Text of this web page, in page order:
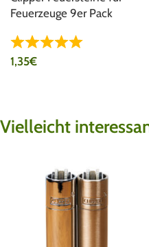
Feuerzeuge 9er Pack
1,35€
Vielleicht